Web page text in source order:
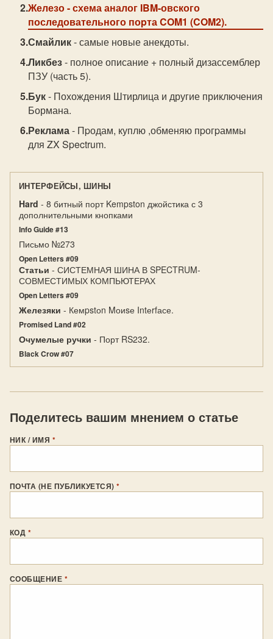
Железо- схема аналог IBM-овского
последовательного поpта COM1 (COM2).
Смайлик- самые новые анекдоты.
Ликбез- полное описание + полный дизассемблер
ПЗУ (часть 5).
Бук- Похождения Штирлица и другие приключения
Бормана.
Реклама- Пpодам, куплю ,обменяю пpогpаммы
для ZX Spectrum.
ИНТЕРФЕЙСЫ, ШИНЫ
Hard - 8 битный порт Kempston джойстика с 3
дополнительными кнопками
Info Guide #13
Письмо №273
Open Letters #09
Статьи - СИСТЕМНАЯ ШИНА В SPECTRUM-
СОВМЕСТИМЫХ КОМПЬЮТЕРАХ
Open Letters #09
Железяки - Кемpstоn Mоиsе Intеrfасе.
Promised Land #02
Очумелые ручки - Порт RS232.
Black Crow #07
Поделитесь вашим мнением о статье
НИК / ИМЯ *
ПОЧТА (НЕ ПУБЛИКУЕТСЯ)*
КОД *
СООБЩЕНИЕ *